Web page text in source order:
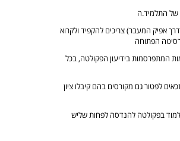
של התלמיד.ה
אפיק המעבר) צריכים להקפיד ולקרוא
הפתוחה
המתפרסמות בידיעון הפקולטה, בכל
לפטור גם מקורסים בהם קיבלו ציון
בפקולטה להנדסה לפחות שליש